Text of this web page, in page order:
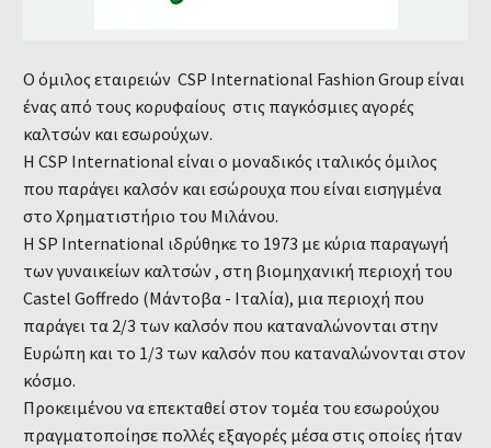
Ο όμιλος εταιρειών CSP International Fashion Group είναι
ένας από τους κορυφαίους στις παγκόσμιες αγορές
καλτσών και εσωρούχων.
Η CSP International είναι ο μοναδικός ιταλικός όμιλος
που παράγει καλσόν και εσώρουχα που είναι εισηγμένα
στο Χρηματιστήριο του Μιλάνου.
Η SP International ιδρύθηκε το 1973 με κύρια παραγωγή
των γυναικείων καλτσών , στη βιομηχανική περιοχή του
Castel Goffredo (Μάντοβα - Ιταλία), μια περιοχή που
παράγει τα 2/3 των καλσόν που καταναλώνονται στην
Ευρώπη και το 1/3 των καλσόν που καταναλώνονται στον
κόσμο.
Προκειμένου να επεκταθεί στον τομέα του εσωρούχου
πραγματοποίησε πολλές εξαγορές μέσα στις οποίες ήταν